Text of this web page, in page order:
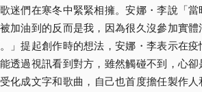
迷們在寒冬中緊緊相擁。安娜・李說「當
加油到的反而是我，因為很久沒參加實體
」提起創作時的想法，安娜・ 李表示在疫
透過視訊看到對方，雖然觸碰不到，心
化成文字和歌曲， 自己也首度擔任製作